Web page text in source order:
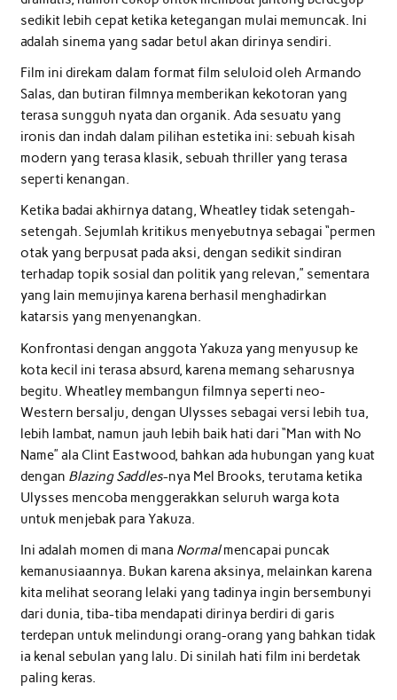
sedikit lebih cepat ketika ketegangan mulai memuncak. Ini
adalah sinema yang sadar betul akan dirinya sendiri.
Film ini direkam dalam format film seluloid oleh Armando
Salas, dan butiran filmnya memberikan kekotoran yang
terasa sungguh nyata dan organik. Ada sesuatu yang
ironis dan indah dalam pilihan estetika ini: sebuah kisah
modern yang terasa klasik, sebuah thriller yang terasa
seperti kenangan.
Ketika badai akhirnya datang, Wheatley tidak setengah-
setengah. Sejumlah kritikus menyebutnya sebagai “permen
otak yang berpusat pada aksi, dengan sedikit sindiran
terhadap topik sosial dan politik yang relevan,” sementara
yang lain memujinya karena berhasil menghadirkan
katarsis yang menyenangkan.
Konfrontasi dengan anggota Yakuza yang menyusup ke
kota kecil ini terasa absurd, karena memang seharusnya
begitu. Wheatley membangun filmnya seperti neo-
Western bersalju, dengan Ulysses sebagai versi lebih tua,
lebih lambat, namun jauh lebih baik hati dari “Man with No
Name” ala Clint Eastwood, bahkan ada hubungan yang kuat
dengan Blazing Saddles-nya Mel Brooks, terutama ketika
Ulysses mencoba menggerakkan seluruh warga kota
untuk menjebak para Yakuza.
Ini adalah momen di mana Normalmencapai puncak
kemanusiaannya. Bukan karena aksinya, melainkan karena
kita melihat seorang lelaki yang tadinya ingin bersembunyi
dari dunia, tiba-tiba mendapati dirinya berdiri di garis
terdepan untuk melindungi orang-orang yang bahkan tidak
ia kenal sebulan yang lalu. Di sinilah hati film ini berdetak
paling keras.